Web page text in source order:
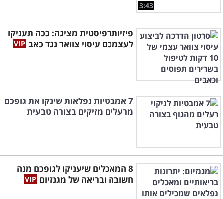
3:43
פיזיותרפיסטית מציגה: ככה תעניקו
לעצמכם עיסוי צוואר נגד כאב
7 אמבטיות נפלאות שינקו את גופכם
מרעלים מזיקים בצורה טבעית
8 המאכלים שיעניקו לגופכם מנה
חשובה ובריאה של מגנזיום